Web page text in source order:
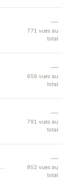
TUI
little TUI framework
—
771 vues au
total
Official
that turns Claude
—
656 vues au
total
— Best AI
models available
—
791 vues au
total
— AI Design via
Cursor, Gemini CLI,
—
852 vues au
total